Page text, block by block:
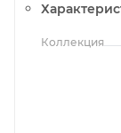
Коллекция